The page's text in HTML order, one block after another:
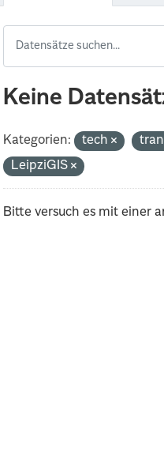
Keine
Kategorien: tech
LeipziGIS
Bitte versuch es mit einer